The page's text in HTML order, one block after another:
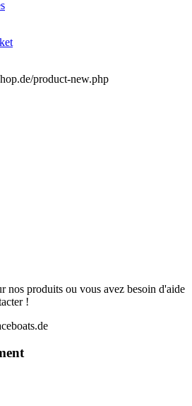
product-new.php
nos produits ou vous avez besoin d'aide
!